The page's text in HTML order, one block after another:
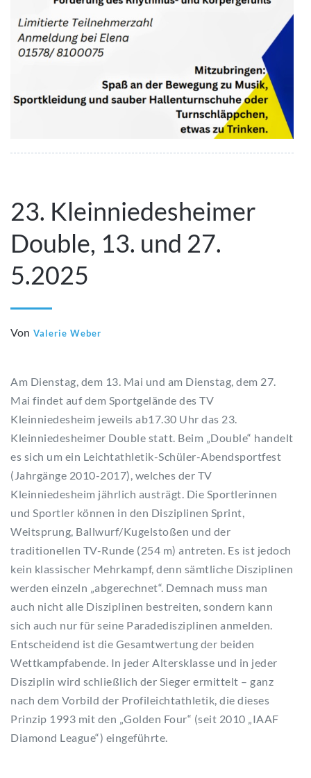
23. Kleinniedesheimer
Double, 13. und 27.
5.2025
Von Valerie Weber
Am Dienstag, dem 13. Mai und am Dienstag, dem 27.
Mai findet auf dem Sportgelände des TV
Kleinniedesheim jeweils ab17.30 Uhr das 23.
Kleinniedesheimer Double statt. Beim „Double“ handelt
es sich um ein Leichtathletik-Schüler-Abendsportfest
(Jahrgänge 2010-2017), welches der TV
Kleinniedesheim jährlich austrägt. Die Sportlerinnen
und Sportler können in den Disziplinen Sprint,
Weitsprung, Ballwurf/Kugelstoßen und der
traditionellen TV-Runde (254 m) antreten. Es ist jedoch
kein klassischer Mehrkampf, denn sämtliche Disziplinen
werden einzeln „abgerechnet“. Demnach muss man
auch nicht alle Disziplinen bestreiten, sondern kann
sich auch nur für seine Paradedisziplinen anmelden.
Entscheidend ist die Gesamtwertung der beiden
Wettkampfabende. In jeder Altersklasse und in jeder
Disziplin wird schließlich der Sieger ermittelt – ganz
nach dem Vorbild der Profileichtathletik, die dieses
Prinzip 1993 mit den „Golden Four“ (seit 2010 „IAAF
Diamond League“) eingeführte.